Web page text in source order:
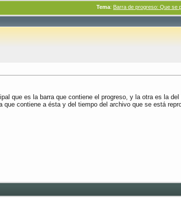
Tema: Barra de progreso: Que se
que es la barra que contiene el progreso, y la otra es la
contiene a ésta y del tiempo del archivo que se está